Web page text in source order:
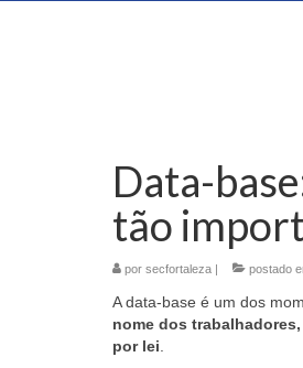
Data-
tão
por secfortaleza | postado
A data-base é um dos
nome dos
por lei